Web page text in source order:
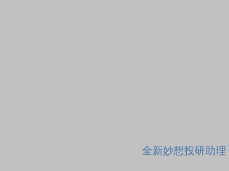
全新妙想投研助理